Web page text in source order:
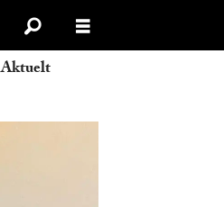
Aktuelt